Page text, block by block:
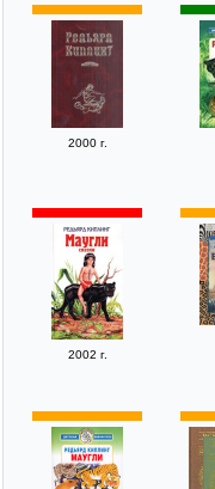
2000 г.
2002 г.